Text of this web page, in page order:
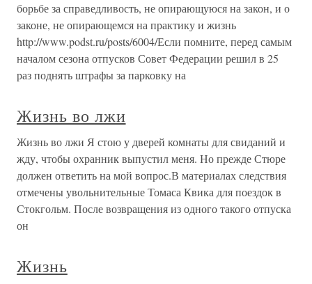
борьбе за справедливость, не опирающуюся на закон, и о
законе, не опирающемся на практику и жизнь
http://www.podst.ru/posts/6004/Если помните, перед самым
началом сезона отпусков Совет Федерации решил в 25
раз поднять штрафы за парковку на
Жизнь во лжи
Жизнь во лжи Я стою у дверей комнаты для свиданий и
жду, чтобы охранник выпустил меня. Но прежде Стюре
должен ответить на мой вопрос.В материалах следствия
отмечены увольнительные Томаса Квика для поездок в
Стокгольм. После возвращения из одного такого отпуска
он
Жизнь